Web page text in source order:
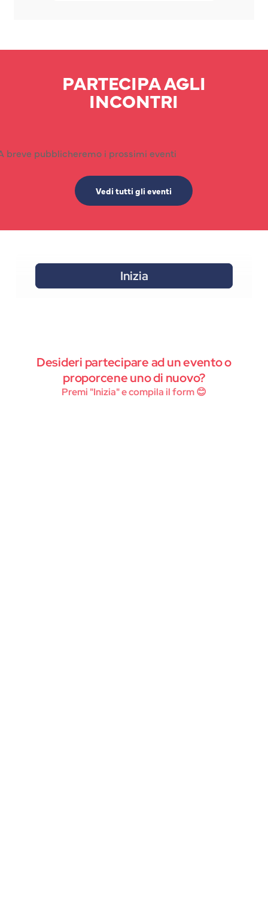
PARTECIPA AGLI
INCONTRI
breve pubblicheremo i prossimi eventi
Vedi tutti gli eventi